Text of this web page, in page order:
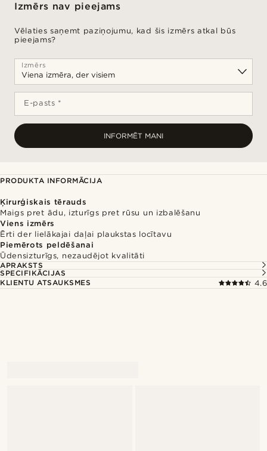
Izmērs nav pieejams
Vēlaties saņemt paziņojumu, kad šis izmērs atkal būs
pieejams?
Izmērs
E-pasts *
INFORMĒT MANI
PRODUKTA INFORMĀCIJA
Ķirurģiskais tērauds
Maigs pret ādu, izturīgs pret rūsu un izbalēšanu
Viens izmērs
Ērti der lielākajai daļai plaukstas locītavu
Piemērots peldēšanai
Ūdensizturīgs, nezaudējot kvalitāti
APRAKSTS
SPECIFIKĀCIJAS
KLIENTU ATSAUKSMES
4.6